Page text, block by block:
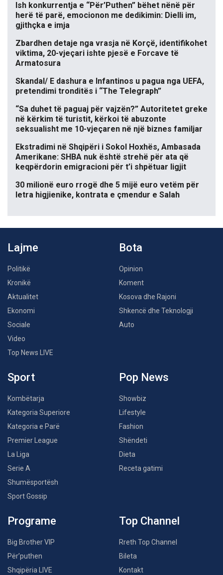
Ish konkurrentja e “Për’Puthen” bëhet nënë për
herë të parë, emocionon me dedikimin: Dielli im,
gjithçka e imja
Zbardhen detaje nga vrasja në Korçë, identifikohet
viktima, 20-vjeçari ishte pjesë e Forcave të
Armatosura
Skandal/ E dashura e Infantinos u pagua nga UEFA,
pretendimi tronditës i “The Telegraph”
“Sa duhet të paguaj për vajzën?” Autoritetet greke
në kërkim të turistit, kërkoi të abuzonte
seksualisht me 10-vjeçaren në një biznes familjar
Ekstradimi në Shqipëri i Sokol Hoxhës, Ambasada
Amerikane: SHBA nuk është strehë për ata që
keqpërdorin emigracioni për t’i shpëtuar ligjit
30 milionë euro rrogë dhe 5 mijë euro vetëm për
letra higjienike, kontrata e çmendur e Salah
Lajme
Politikë
Kronikë
Aktualitet
Ekonomi
Sociale
Video
Top News LIVE
Bota
Opinion
Koment
Kosova dhe Rajoni
Shkencë dhe Teknologji
Auto
Sport
Kombëtarja
Kategoria Superiore
Kategoria e Parë
Premier League
La Liga
Serie A
Shumësportësh
Sport Gossip
Pop News
Showbiz
Lifestyle
Fashion
Shëndeti
Dieta
Receta gatimi
Programe
Big Brother VIP
Për’puthen
Shqipëria LIVE
Top Channel
Rreth Top Channel
Bileta
Kontakt